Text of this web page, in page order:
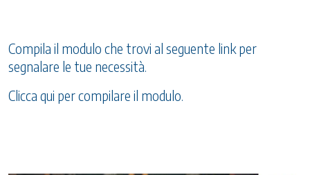
Compila il modulo che trovi al seguente link per
segnalare le tue necessità.
Clicca qui per compilare il modulo.